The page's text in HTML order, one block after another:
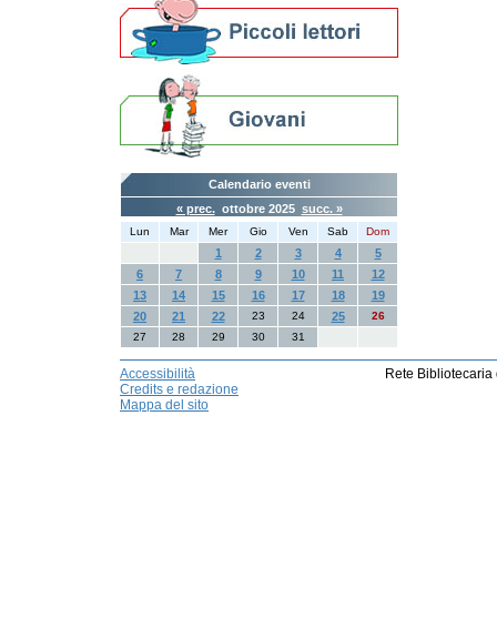
Calendario eventi
« prec.ottobre 2025 succ. »
Lun Mar Mer Gio Ven Sab Dom
1 2 3 4
5
6
7 8 9 10 11
12
13
14 15 16 17 18
19
20
21 22 23 24 25
26
27
28 29 30 31
Accessibilità
Credits e redazione
Mappa del sito
Rete